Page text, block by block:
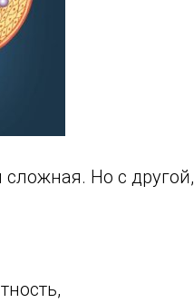
Но с другой,